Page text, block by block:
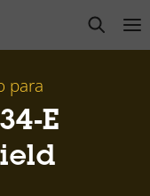
open
para
E